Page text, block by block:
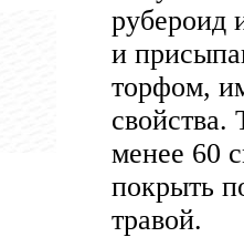
рубероид
и
торфом,
менее 60
покрыть
травой.